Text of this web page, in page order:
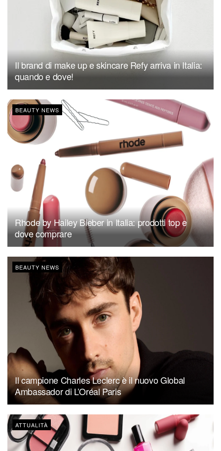
Il brand di make up e skincare Refy arriva in Italia:
quando e dove!
BEAUTY NEWS
Rhode by Hailey Bieber in Italia: prodotti top e
dove comprare
BEAUTY NEWS
Il campione Charles Leclerc è il nuovo Global
Ambassador di L’Oréal Paris
ATTUALITÀ